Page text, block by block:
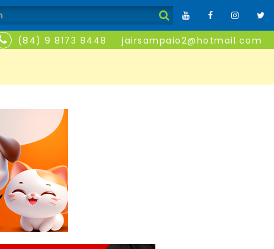
(84) 9 8173 8448 jairsampaio2@hotmail.com